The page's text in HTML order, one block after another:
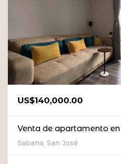
US$140,000.00
Sabana, San José